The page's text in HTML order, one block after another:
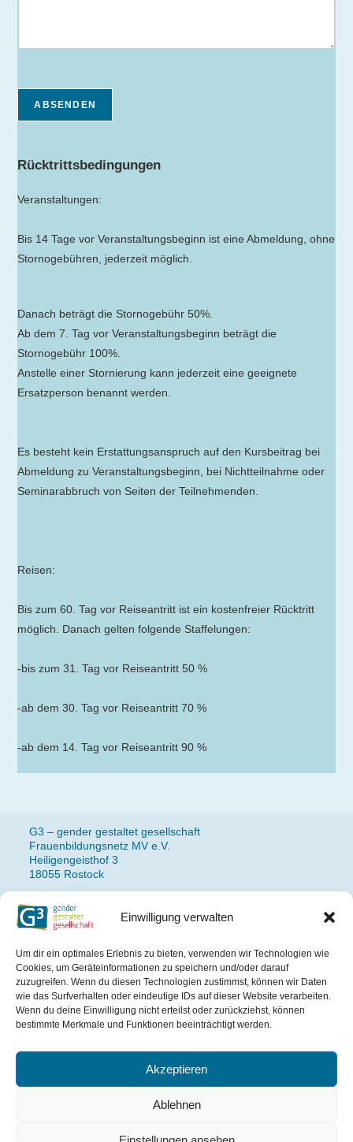
Einwilligung verwalten
Um dir ein optimales Erlebnis zu bieten, verwenden wir Technologien wie
Cookies, um Geräteinformationen zu speichern und/oder darauf
zuzugreifen. Wenn du diesen Technologien zustimmst, können wir Daten
wie das Surfverhalten oder eindeutige IDs auf dieser Website verarbeiten.
Wenn du deine Einwilligung nicht erteilst oder zurückziehst, können
bestimmte Merkmale und Funktionen beeinträchtigt werden.
Akzeptieren
Ablehnen
ABSENDEN
Rücktrittsbedingungen
Veranstaltungen:
Bis 14 Tage vor Veranstaltungsbeginn ist eine Abmeldung, ohne
Stornogebühren, jederzeit möglich.
Danach beträgt die Stornogebühr 50%.
Ab dem 7. Tag vor Veranstaltungsbeginn beträgt die
Stornogebühr 100%.
Anstelle einer Stornierung kann jederzeit eine geeignete
Ersatzperson benannt werden.
Es besteht kein Erstattungsanspruch auf den Kursbeitrag bei
Abmeldung zu Veranstaltungsbeginn, bei Nichtteilnahme oder
Seminarabbruch von Seiten der Teilnehmenden.
Reisen:
Bis zum 60. Tag vor Reiseantritt ist ein kostenfreier Rücktritt
möglich. Danach gelten folgende Staffelungen:
-bis zum 31. Tag vor Reiseantritt 50 %
-ab dem 30. Tag vor Reiseantritt 70 %
-ab dem 14. Tag vor Reiseantritt 90 %
G3 – gender gestaltet gesellschaft
Frauenbildungsnetz MV e.V.
Heiligengeisthof 3
18055 Rostock
Fon: 0381 490 77 14
Impressum
Datenschutz
Das Projekt wird gefördert
Mecklenburg-Vorpommern.